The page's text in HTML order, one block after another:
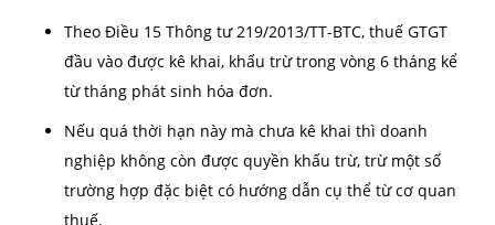
Thời hạn kê khai và khấu
thuế GTGT
Nhiều doanh nghiệp gặp rắc rối vì kê khai trễ hoặc
không đúng kỳ, dẫn đến mất quyền khấu trừ. Vì vậy,